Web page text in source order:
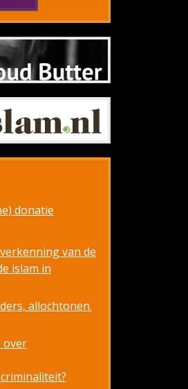
donatie
van de
islam in
allochtonen.
over